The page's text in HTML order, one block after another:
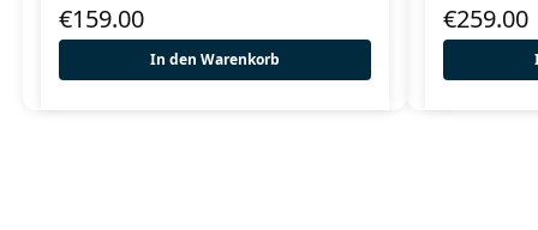
€159.00
In den Warenkorb
€259.00